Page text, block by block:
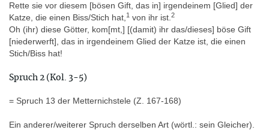
Horus, Sohn des Osiris und der Neith. In der unklaren
Fortsetzung des Spruchs werden das Gehirn des Osiris sowie
drei verschiedene Schlangen genannt.
In einem zweiten Spruch wird das Herz des Patienten mit dem
(Perlen?) im Tjenenet-Heiligtum geknotet. Der Patient sagt, dass
er sein Herz nicht dem Feuerbecken der beiden Götter (wer?)
und dem Kohlebecken der Sachmet überlassen wird. Er (oder der
Magier/Heiler) identifiziert sich später mit einem Löwen, der aus
der Unterwelt gekommen ist. Man soll sich fürchten vor einem
Löwen, den die Ogdoade von Djeme geboren/geformt hat. Dieser
Rette sie vor diesem [bösen Gift, das in] irgendeinem [Glied] der
Katze, die einen Biss/Stich hat, 1 von ihr ist. 2
Oh (ihr) diese Götter, kom[mt,] [(damit) ihr das/dieses] böse Gift
[niederwerft], das in irgendeinem Glied der Katze ist, die einen
Stich/Biss hat!
Spruch 2 (Kol. 3-5)
= Spruch 13 der Metternichstele (Z. 167-168)
Ein anderer/weiterer Spruch derselben Art (wörtl.: sein Gleicher).